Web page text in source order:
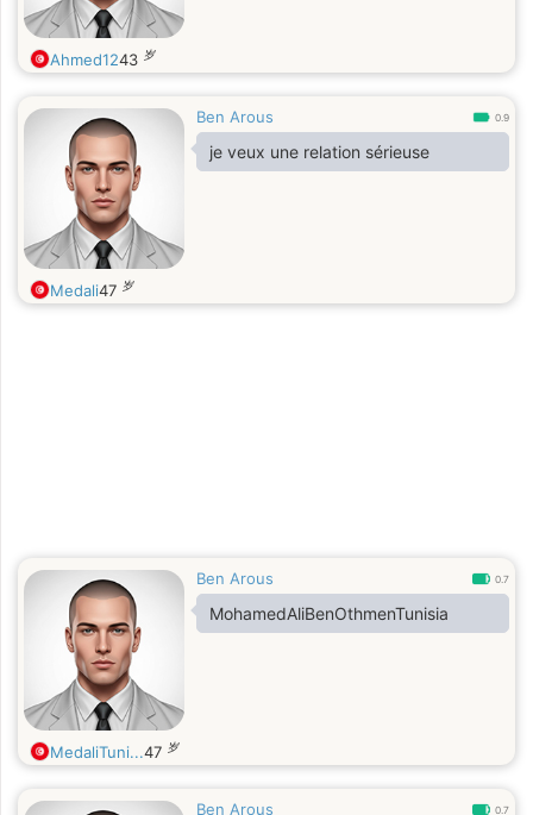
Ahmed1243 岁
Ben Arous 0.9
je veux une relation sérieuse
Medali47 岁
Ben Arous 0.7
MohamedAliBenOthmenTunisia
MedaliTuni...47 岁
Ben Arous 0.7